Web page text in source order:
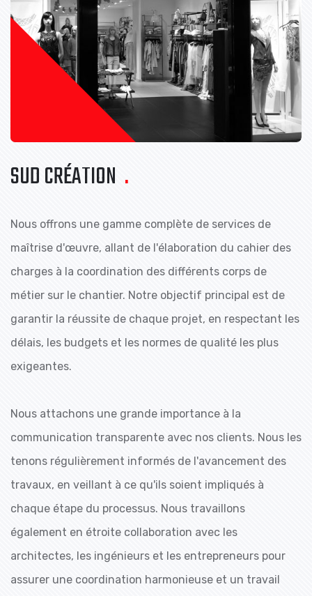
SUD CRÉATION .
Nous offrons une gamme complète de services de
maîtrise d'œuvre, allant de l'élaboration du cahier des
charges à la coordination des différents corps de
métier sur le chantier. Notre objectif principal est de
garantir la réussite de chaque projet, en respectant les
délais, les budgets et les normes de qualité les plus
exigeantes.
Nous attachons une grande importance à la
communication transparente avec nos clients. Nous les
tenons régulièrement informés de l'avancement des
travaux, en veillant à ce qu'ils soient impliqués à
chaque étape du processus. Nous travaillons
également en étroite collaboration avec les
architectes, les ingénieurs et les entrepreneurs pour
assurer une coordination harmonieuse et un travail